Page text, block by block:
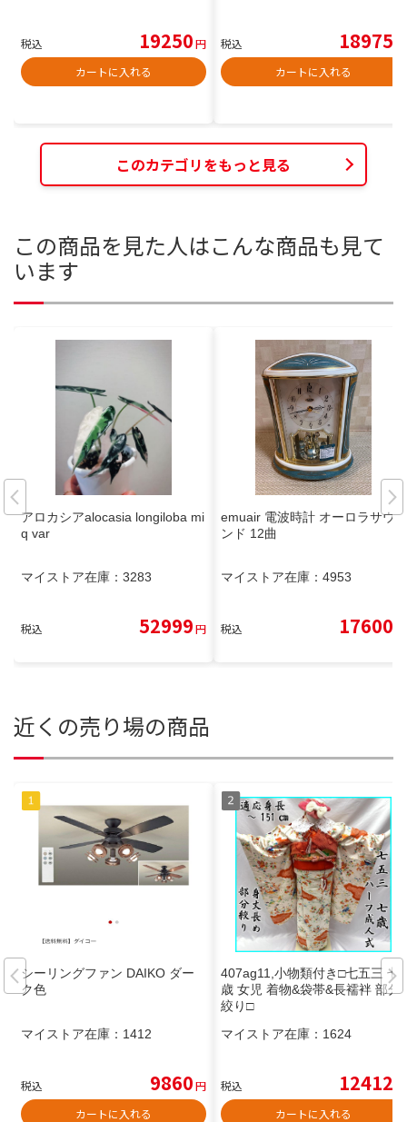
税込 19250円
カートに入れる
税込 18975
カートに入れる
このカテゴリをもっと見る
この商品を見た人はこんな商品も見て
います
アロカシアalocasia longiloba mi
q var
マイストア在庫： 3283
税込 52999円
emuair 電波時計 オーロラサウ
ンド 12曲
マイストア在庫： 4953
税込 17600
近くの売り場の商品
シーリングファン DAIKO ダー
ク色
マイストア在庫： 1412
税込 9860円
カートに入れる
407ag11,小物類付き□七五三 七
歳 女児 着物&袋帯&長襦袢 部分
絞り□
マイストア在庫： 1624
税込 12412
カートに入れる